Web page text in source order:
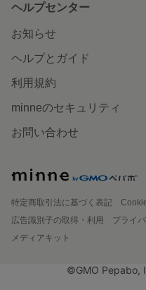
ヘルプセンター
お知らせ
ヘルプとガイド
利用規約
minneのセキュリティ
お問い合わせ
特定商取引法に基づく表記
広告識別子の取得・利用
プライ
メディアキット
©GMO Pepabo,